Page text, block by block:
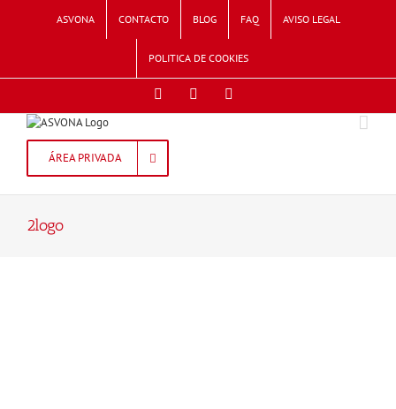
ASVONA CONTACTO BLOG FAQ AVISO LEGAL
POLITICA DE COOKIES
FacebookTwitter
ÁREA PRIVADA
2logo